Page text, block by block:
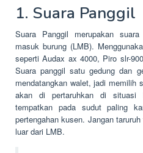
1. Suara Panggil
Suara Panggil merupakan
masuk burung (LMB).
seperti Audax ax 4000, Piro slr-
Suara panggil satu gedung dan
mendatangkan walet, jadi memilih
akan di pertaruhkan di situasi
tempatkan pada sudut paling
pertengahan kusen. Jangan
luar dari LMB.